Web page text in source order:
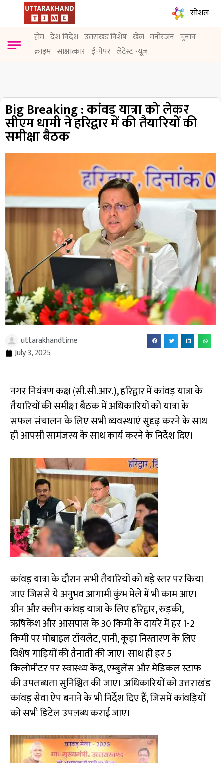
सोशल
होम देश विदेश उत्तराखंड विशेष खेल मनोरंजन चुनाव
क्राइम साक्षात्कार ई-पेपर लेटेस्ट न्यूज़
Big Breaking : कांवड़ यात्रा को लेकर
सीएम धामी ने हरिद्वार में की तैयारियों की
समीक्षा बैठक
uttarakhandtime
July 3, 2025
नगर नियंत्रण कक्ष (सी.सी.आर.), हरिद्वार में कांवड़ यात्रा के
तैयारियों की समीक्षा बैठक में अधिकारियों को यात्रा के
सफल संचालन के लिए सभी व्यवस्थाएं सुदृढ़ करने के साथ
ही आपसी सामंजस्य के साथ कार्य करने के निर्देश दिए।
कांवड़ यात्रा के दौरान सभी तैयारियों को बड़े स्तर पर किया
जाए जिससे ये अनुभव आगामी कुंभ मेले में भी काम आए।
ग्रीन और क्लीन कांवड़ यात्रा के लिए हरिद्वार, रुड़की,
ऋषिकेश और आसपास के 30 किमी के दायरे में हर 1-2
किमी पर मोबाइल टॉयलेट, पानी, कूड़ा निस्तारण के लिए
विशेष गाड़ियों की तैनाती की जाए। साथ ही हर 5
किलोमीटर पर स्वास्थ्य केंद्र, एम्बुलेंस और मेडिकल स्टाफ
की उपलब्धता सुनिश्चित की जाए। अधिकारियों को उत्तराखंड
कांवड़ सेवा ऐप बनाने के भी निर्देश दिए हैं, जिसमें कांवड़ियों
को सभी डिटेल उपलब्ध कराई जाए।